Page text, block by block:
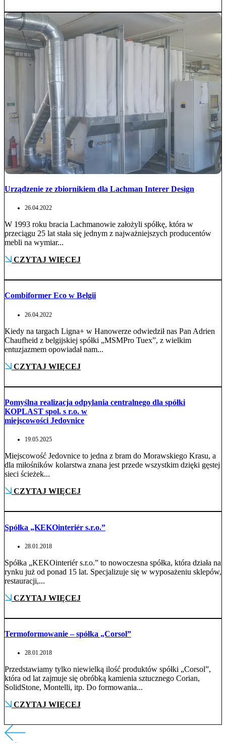
Urządzenie ze zbiornikiem dla Lachman Interer Design
26.04.2022
W 1993 roku bracia Lachmanowie założyli spółkę, która w
przeciągu 25 lat stała się jednym z najważniejszych producentów
mebli na wymiar...
CZYTAJ WIĘCEJ
Combiformer Eco w Belgii
26.04.2022
Kiedy na targach Ligna+ w Hanowerze odwiedził nas Pan Adrien
Chaufheid z belgijskiej spółki „MSMPro Tuex”, z wielkim
entuzjazmem opowiadał nam...
CZYTAJ WIĘCEJ
Pomyślna realizacja odpylania centralnego dla spółki
KOPLAST spol. s r.o. w
miejscowości Jedovnice
19.05.2025
Miejscowość Jedovnice to jedna z bram do Morawskiego Krasu, a
dla miłośników kolarstwa znana jest przede wszystkim dzięki gęstej
sieci ścieżek...
CZYTAJ WIĘCEJ
Spółka „KEKOinteriér s.r.o.”
28.01.2018
Spółka „KEKOinteriér s.r.o.” to nowoczesna spółka, która działa na
rynku już od ponad 15 lat. Specjalizuje się w wyposażeniu sklepów,
restauracji,...
CZYTAJ WIĘCEJ
Termoformowanie – spółka „Corsol”
28.01.2018
Przedstawiamy tylko niewielką ilość produktów spółki „Corsol”,
która od lat zajmuje się obróbką kamienia sztucznego Corian,
SolidStone, Montelli, itp. Do formowania...
CZYTAJ WIĘCEJ